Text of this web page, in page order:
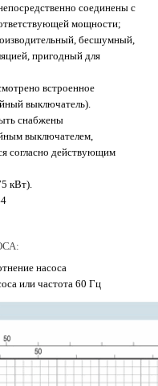
соединены с
мощности;
бесшумный,
пригодный для
встроенное
выключатель).
снабжены
выключателем,
согласно действующим
кВт).
насоса
или частота 60 Гц